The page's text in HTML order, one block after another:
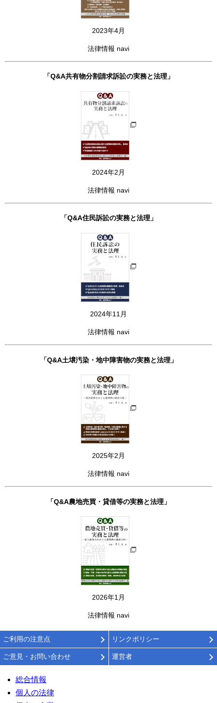
2023年4月
法律情報 navi
「Q&A共有物分割請求訴訟の実務と法理」
2024年2月
法律情報 navi
「Q&A住民訴訟の実務と法理」
2024年11月
法律情報 navi
「Q&A土壌汚染・地中障害物の実務と法理」
2025年2月
法律情報 navi
「Q&A農地売買・貸借等の実務と法理」
2026年1月
法律情報 navi
ご利用の注意点 リンクポリシー
ご意見・お問い合わせ 運営者
総合情報
個人の法律